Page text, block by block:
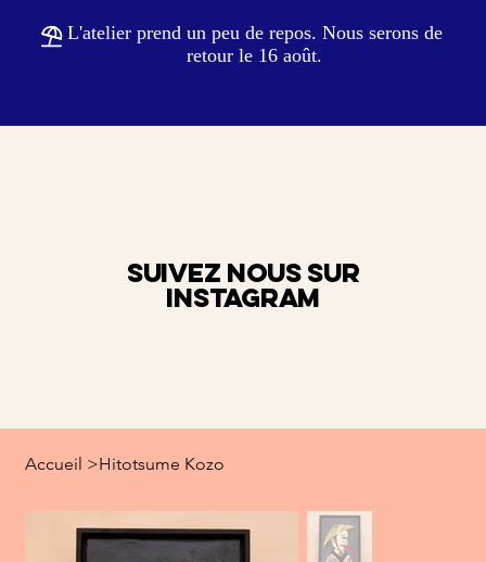
Accueil >Hitotsume Kozo
SUIVEZ NOUS SUR
Instagram